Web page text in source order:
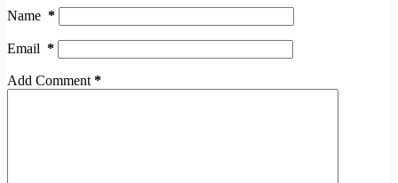
Name *
Email *
Add Comment *